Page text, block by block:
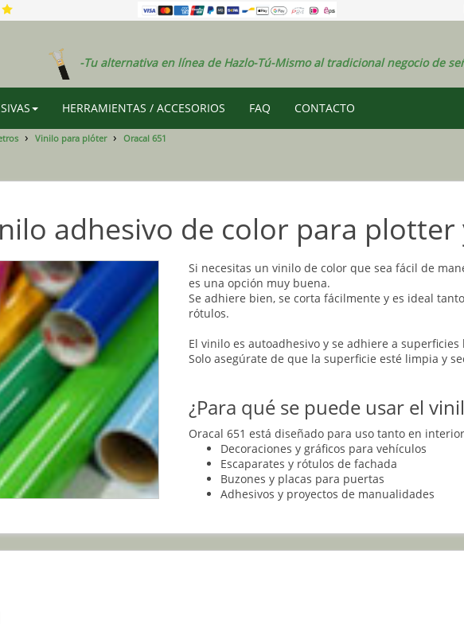
-Tu alternativa en línea de Hazlo-Tú-Mismo al tradicional negocio de
HERRAMIENTAS / ACCESORIOS FAQ CONTACTO
Vinilo para plóter Oracal 651
adhesivo de color para plotter
Si necesitas un vinilo de color que sea fácil de
es una opción muy buena.
Se adhiere bien, se corta fácilmente y es ideal
rótulos.
El vinilo es autoadhesivo y se adhiere a
Solo asegúrate de que la superficie esté limpia y
¿Para qué se puede usar el
Oracal 651 está diseñado para uso tanto en
Decoraciones y gráficos para vehículos
Escaparates y rótulos de fachada
Buzones y placas para puertas
Adhesivos y proyectos de manualidades